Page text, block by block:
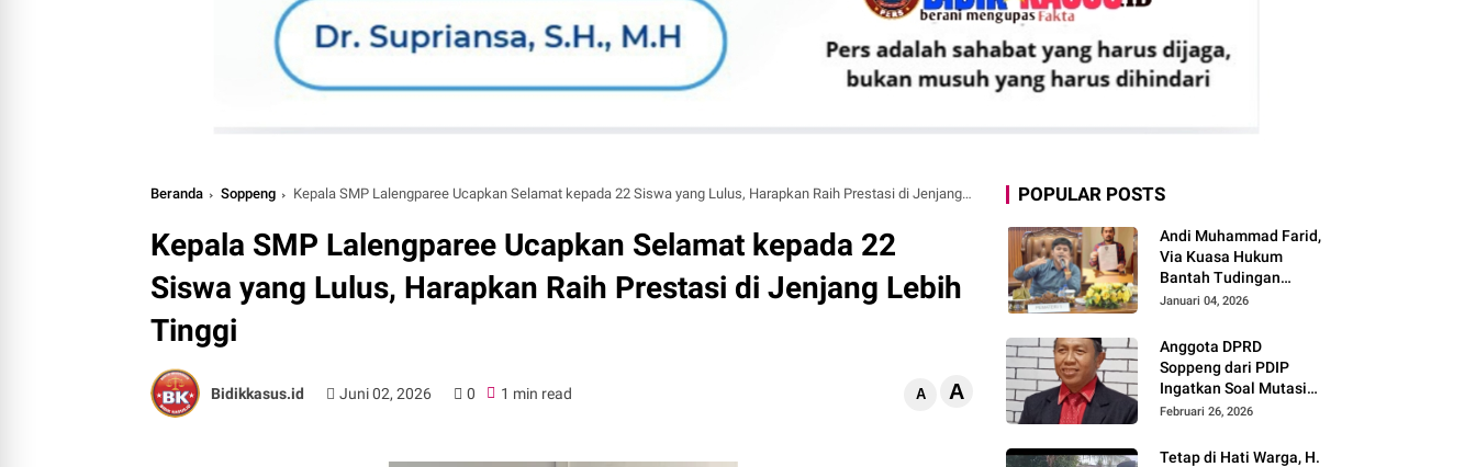
Beranda Soppeng Kepala SMP Lalengparee Ucapkan Selamat kepada 22 Siswa yang Lulus, Harapkan Raih Prestasi di Jenjang Lebih Tinggi
Kepala SMP Lalengparee Ucapkan Selamat kepada 22
Siswa yang Lulus, Harapkan Raih Prestasi di Jenjang Lebih
Tinggi
Bidikkasus.id Juni 02, 2026 0 1 min read A A
POPULAR POSTS
Andi Muhammad Farid,
Via Kuasa Hukum
Bantah Tudingan
Tendang ASN
Januari 04, 2026
Anggota DPRD
Soppeng dari PDIP
Ingatkan Soal Mutasi
ASN: Harus
Bukan Politik
Februari 26, 2026
Tetap di Hati Warga, H.